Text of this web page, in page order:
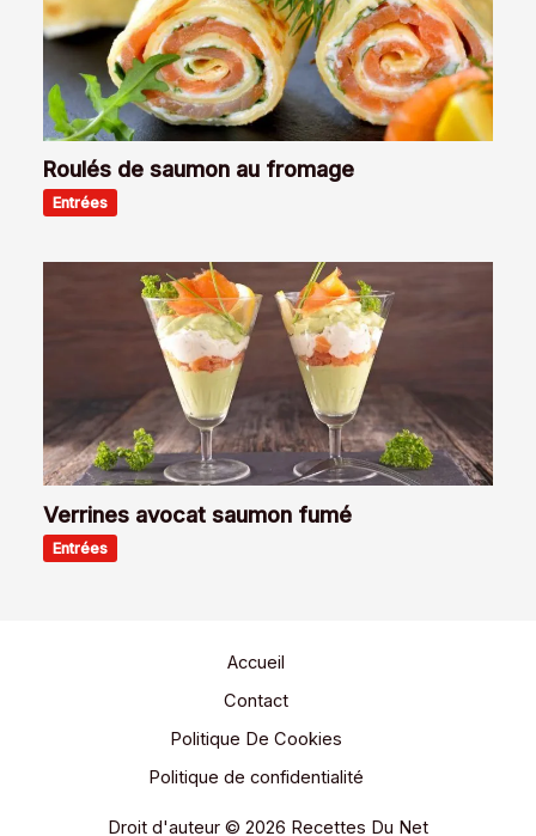
Roulés de saumon au fromage
Entrées
Verrines avocat saumon fumé
Entrées
Accueil
Contact
Politique De Cookies
Politique de confidentialité
Droit d'auteur © 2026 Recettes Du Net